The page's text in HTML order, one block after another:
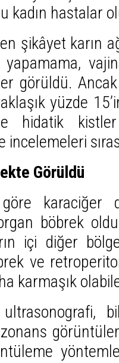
kadın hastalar
şikâyet karın
yapamama,
görüldü.
yüzde
hidatik
incelemeleri
Görüldü
göre
böbrek
içi diğer
ve
karmaşık